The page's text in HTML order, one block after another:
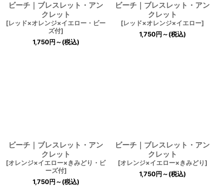
ビーチ｜ブレスレット・アン
クレット
[レッド×オレンジ×イエロー・ビー
ズ付]
1,750円～(税込)
ビーチ｜ブレスレット・アン
クレット
[レッド×オレンジ×イエロー]
1,750円～(税込)
ビーチ｜ブレスレット・アン
クレット
[オレンジ×イエロー×きみどり・ビ
ーズ付]
1,750円～(税込)
ビーチ｜ブレスレット・アン
クレット
[オレンジ×イエロー×きみどり]
1,750円～(税込)